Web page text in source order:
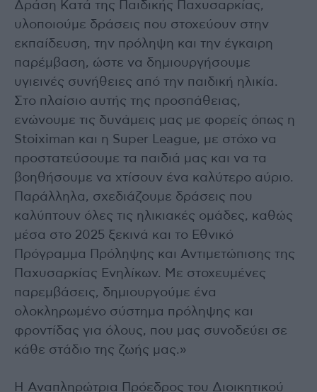
Δράση Κατά της Παιδικής Παχυσαρκίας,
υλοποιούμε δράσεις που στοχεύουν στην
εκπαίδευση, την πρόληψη και την έγκαιρη
παρέμβαση, ώστε να δημιουργήσουμε
υγιεινές συνήθειες από την παιδική ηλικία.
Στο πλαίσιο αυτής της προσπάθειας,
ενώνουμε τις δυνάμεις μας με φορείς όπως η
Stoiximan και η Super League, με στόχο να
προστατεύσουμε τα παιδιά μας και να τα
βοηθήσουμε να χτίσουν ένα καλύτερο αύριο.
Παράλληλα, σχεδιάζουμε δράσεις που
καλύπτουν όλες τις ηλικιακές ομάδες, καθώς
μέσα στο 2025 ξεκινά και το Εθνικό
Πρόγραμμα Πρόληψης και Αντιμετώπισης της
Παχυσαρκίας Ενηλίκων. Με στοχευμένες
παρεμβάσεις, δημιουργούμε ένα
ολοκληρωμένο σύστημα πρόληψης και
φροντίδας για όλους, που μας συνοδεύει σε
κάθε στάδιο της ζωής μας.»
H Αναπληρώτρια Πρόεδρος του Διοικητικού